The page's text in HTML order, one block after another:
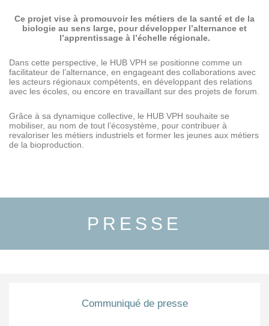
Ce projet vise à promouvoir les métiers de la santé et de la
biologie au sens large, pour développer l’alternance et
l’apprentissage à l’échelle régionale.
Dans cette perspective, le HUB VPH se positionne comme un
facilitateur de l’alternance, en engageant des collaborations avec
les acteurs régionaux compétents, en développant des relations
avec les écoles, ou encore en travaillant sur des projets de forum.
Grâce à sa dynamique collective, le HUB VPH souhaite se
mobiliser, au nom de tout l’écosystème, pour contribuer à
revaloriser les métiers industriels et former les jeunes aux métiers
de la bioproduction.
PRESSE
Communiqué de presse